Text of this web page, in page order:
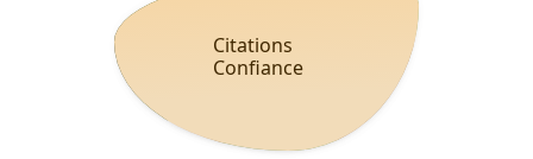
Citations
Confiance